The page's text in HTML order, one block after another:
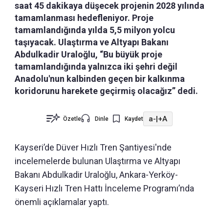
saat 45 dakikaya düşecek projenin 2028 yılında
tamamlanması hedefleniyor. Proje
tamamlandığında yılda 5,5 milyon yolcu
taşıyacak. Ulaştırma ve Altyapı Bakanı
Abdulkadir Uraloğlu, “Bu büyük proje
tamamlandığında yalnızca iki şehri değil
Anadolu'nun kalbinden geçen bir kalkınma
koridorunu harekete geçirmiş olacağız” dedi.
Özetle Dinle Kaydet a-|+A
Kayseri’de Düver Hızlı Tren Şantiyesi'nde
incelemelerde bulunan Ulaştırma ve Altyapı
Bakanı Abdulkadir Uraloğlu, Ankara-Yerköy-
Kayseri Hızlı Tren Hattı İnceleme Programı’nda
önemli açıklamalar yaptı.